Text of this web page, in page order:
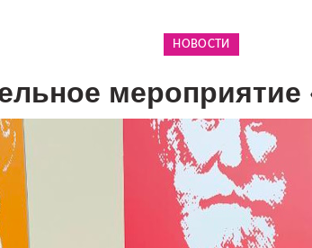
НОВОСТИ